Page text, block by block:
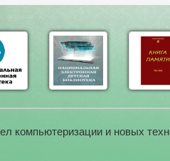
компьютеризации и новых